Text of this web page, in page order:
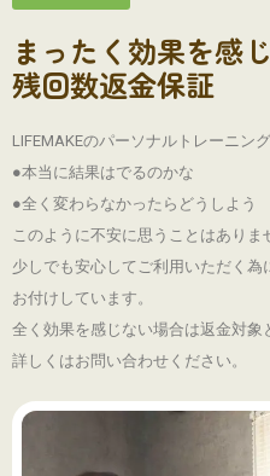
まったく効果を感
残回数返金保証
LIFEMAKEのパーソナルトレーニン
●本当に結果はでるのかな
●全く変わらなかったらどうしよう
このように不安に思うことはありま
少しでも安心してご利用いただく為
お付けしています。
全く効果を感じない場合は返金対象
詳しくはお問い合わせください。